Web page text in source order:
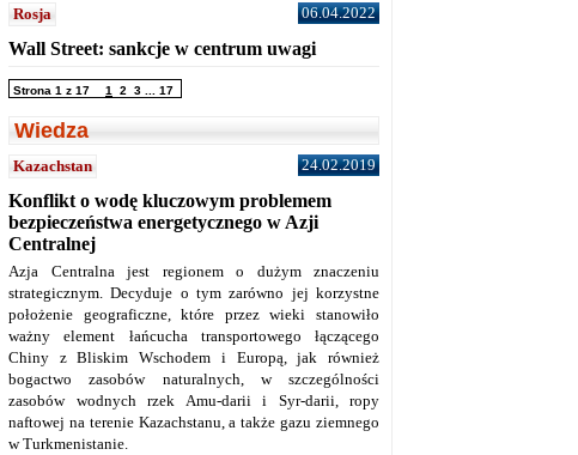
Rosja 06.04.2022
Wall Street: sankcje w centrum uwagi
Strona 1 z 17 1 2 3 17
Wiedza
Kazachstan 24.02.2019
Konflikt o wodę kluczowym problemem
bezpieczeństwa energetycznego w Azji
Centralnej
Azja Centralna jest regionem o dużym znaczeniu
strategicznym. Decyduje o tym zarówno jej korzystne
położenie geograficzne, które przez wieki stanowiło
ważny element łańcucha transportowego łączącego
Chiny z Bliskim Wschodem i Europą, jak również
bogactwo zasobów naturalnych, w szczególności
zasobów wodnych rzek Amu-darii i Syr-darii, ropy
naftowej na terenie Kazachstanu, a także gazu ziemnego
w Turkmenistanie.